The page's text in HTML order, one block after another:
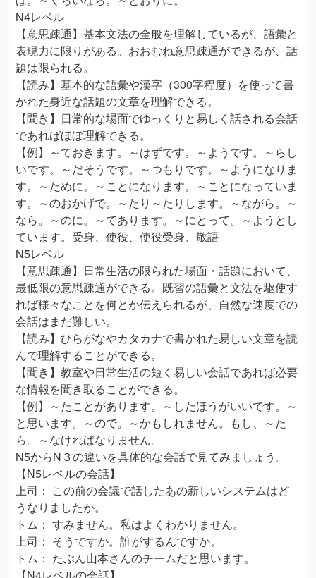
N4レベル
【意思疎通】基本文法の全般を理解しているが、語彙と
表現力に限りがある。おおむね意思疎通ができるが、話
題は限られる。
【読み】基本的な語彙や漢字（300字程度）を使って書
かれた身近な話題の文章を理解できる。
【聞き】日常的な場面でゆっくりと易しく話される会話
であればほぼ理解できる。
【例】～ておきます。～はずです。～ようです。～らし
いです。～だそうです。～つもりです。～ようになりま
す。～ために。～ことになります。～ことになっていま
す。～のおかげで。～たり～たりします。～ながら。～
なら。～のに。～てあります。～にとって。～ようとし
ています。受身、使役、使役受身、敬語
N5レベル
【意思疎通】日常生活の限られた場面・話題において、
最低限の意思疎通ができる。既習の語彙と文法を駆使す
れば様々なことを何とか伝えられるが、自然な速度での
会話はまだ難しい。
【読み】ひらがなやカタカナで書かれた易しい文章を読
んで理解することができる。
【聞き】教室や日常生活の短く易しい会話であれば必要
な情報を聞き取ることができる。
【例】～たことがあります。～したほうがいいです。～
と思います。～ので。～かもしれません。もし、～た
ら。～なければなりません。
N5からN３の違いを具体的な会話で見てみましょう。
【N5レベルの会話】
上司： この前の会議で話したあの新しいシステムはど
うなりましたか。
トム： すみません。私はよくわかりません。
上司： そうですか。誰がするんですか。
トム： たぶん山本さんのチームだと思います。
【N4レベルの会話】